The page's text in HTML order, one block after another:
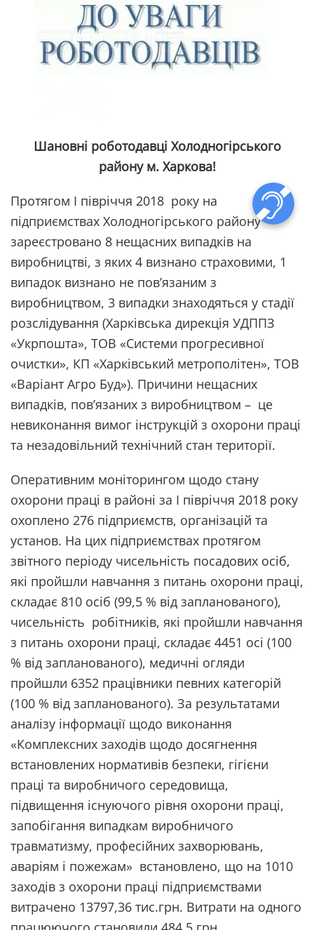
Шановні роботодавці Холодногірського
району м. Харкова!
Протягом І півріччя 2018 року на
підприємствах Холодногірського району
зареєстровано 8 нещасних випадків на
виробництві, з яких 4 визнано страховими, 1
випадок визнано не пов’язаним з
виробництвом, 3 випадки знаходяться у стадії
розслідування (Харківська дирекція УДППЗ
«Укрпошта», ТОВ «Системи прогресивної
очистки», КП «Харківський метрополітен», ТОВ
«Варіант Агро Буд»). Причини нещасних
випадків, пов’язаних з виробництвом – це
невиконання вимог інструкцій з охорони праці
та незадовільний технічний стан території.
Оперативним моніторингом щодо стану
охорони праці в районі за І півріччя 2018 року
охоплено 276 підприємств, організацій та
установ. На цих підприємствах протягом
звітного періоду чисельність посадових осіб,
які пройшли навчання з питань охорони праці,
складає 810 осіб (99,5 % від запланованого),
чисельність робітників, які пройшли навчання
з питань охорони праці, складає 4451 осі (100
% від запланованого), медичні огляди
пройшли 6352 працівники певних категорій
(100 % від запланованого). За результатами
аналізу інформації щодо виконання
«Комплексних заходів щодо досягнення
встановлених нормативів безпеки, гігієни
праці та виробничого середовища,
підвищення існуючого рівня охорони праці,
запобігання випадкам виробничого
травматизму, професійних захворювань,
аваріям і пожежам» встановлено, що на 1010
заходів з охорони праці підприємствами
витрачено 13797,36 тис.грн. Витрати на одного